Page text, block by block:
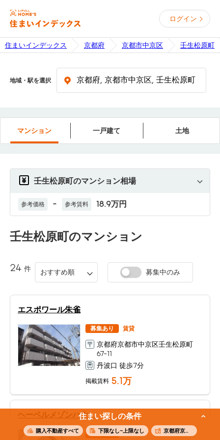
ログイン
住まいインデックス 京都府 京都市中京区 壬生松原町
住まい探しの条件
購入不動産すべて 下限なし~上限なし 京都府京都市中京区壬生松原町
地域・駅を選択
マンション 一戸建て 土地
壬生松原町のマンション相場
参考価格 - 参考賃料 18.9万円
壬生松原町のマンション
24 件 おすすめ順 募集中のみ
エスポワール朱雀
募集あり 賃貸
京都府京都市中京区壬生松原町
67-11
丹波口 徒歩7分
掲載賃料 5.1万
ヘーベルメゾンハナ。
募集あり 賃貸